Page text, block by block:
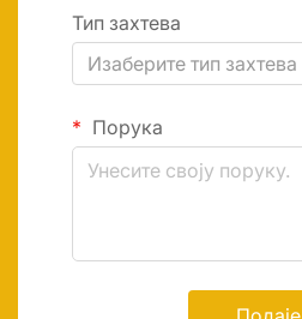
Тип захтева
Изаберите тип захтева
Порука